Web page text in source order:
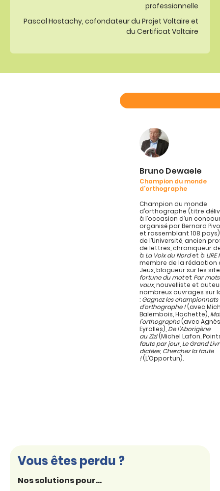
professionnelle
Pascal Hostachy, cofondateur du Projet Voltaire et
du Certificat Voltaire
Bruno Dewaele
Champion du monde
d’orthographe
Champion du monde
d’orthographe (titre
à l’occasion d’un
organisé par Bernard
et rassemblant 108
de l’Université, ancien
de lettres, chroniqueur
à La Voix du Nordet à
membre de la rédaction
Jeux, blogueur sur les
fortune du motet Par
vaux, nouvelliste et
nombreux ouvrages sur
: Gagnez les championnats
d’orthographe !(avec
Balembois, Hachette),
l’orthographe(avec
Eyrolles), De l’Aborigène
au Zizi(Michel Lafon,
faute par jour, Le Grand
dictées, Cherchez la faute
!(L’Opportun).
Vous êtes perdu ?
Nos solutions pour...